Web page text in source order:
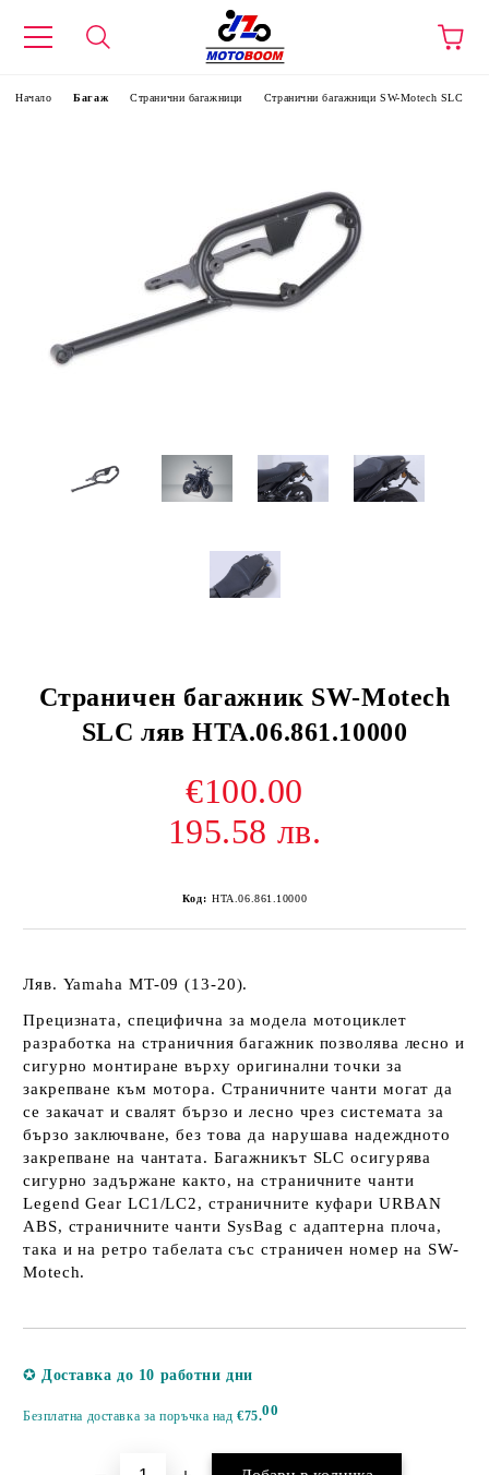
Начало Багаж Странични багажници Странични багажници SW-Motech SLC
Страничен багажник SW-Motech
SLC ляв HTA.06.861.10000
€100.00
195.58 лв.
Код: HTA.06.861.10000
Ляв. Yamaha MT-09 (13-20).
Прецизната, специфична за модела мотоциклет
разработка на страничния багажник позволява лесно и
сигурно монтиране върху оригинални точки за
закрепване към мотора. Страничните чанти могат да
се закачат и свалят бързо и лесно чрез системата за
бързо заключване, без това да нарушава надеждното
закрепване на чантата. Багажникът SLC осигурява
сигурно задържане както, на страничните чанти
Legend Gear LC1/LC2, страничните куфари URBAN
ABS, страничните чанти SysBag с адаптерна плоча,
така и на ретро табелата със страничен номер на SW-
Motech.
✪ Доставка до 10 работни дни
Безплатна доставка за поръчка над€75.00